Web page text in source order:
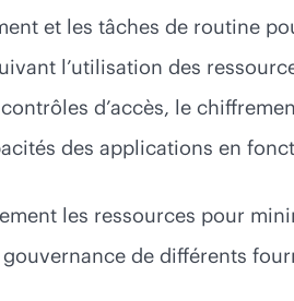
et les tâches de routine
l’utilisation des
d’accès, le
des applications en
les ressources pour
de différents